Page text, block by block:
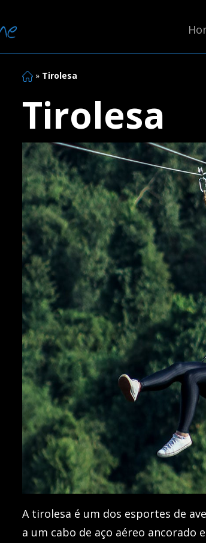
» Tirolesa
Tirolesa
A tirolesa é um dos esportes de
a um cabo de aço aéreo